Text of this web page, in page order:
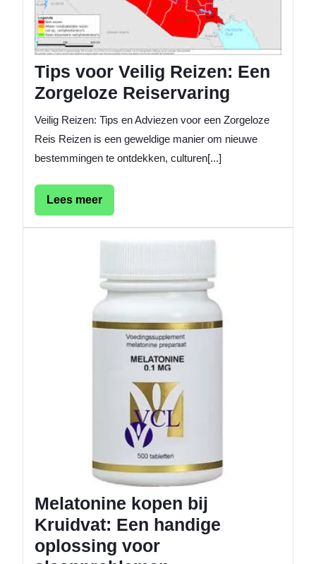
Tips voor Veilig Reizen: Een
Zorgeloze Reiservaring
Veilig Reizen: Tips en Adviezen voor een Zorgeloze
Reis Reizen is een geweldige manier om nieuwe
bestemmingen te ontdekken, culturen[...]
Lees meerLees
meer
Melatonine kopen bij
Kruidvat: Een handige
oplossing voor